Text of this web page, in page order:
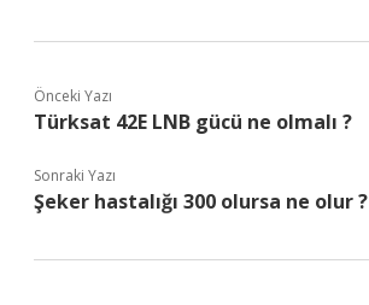
Önceki Yazı
Türksat 42E LNB gücü ne olmalı ?
Sonraki Yazı
Şeker hastalığı 300 olursa ne olur ?